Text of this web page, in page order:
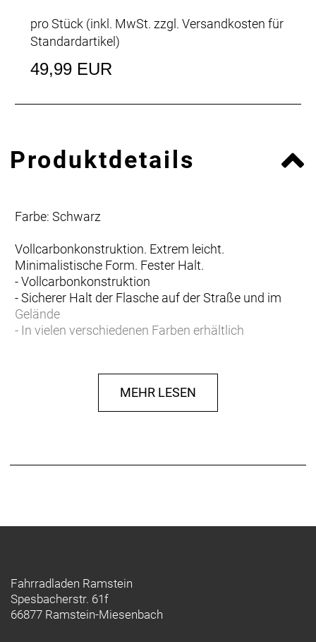
pro Stück (inkl. MwSt. zzgl. Versandkosten für
Standardartikel)
49,99 EUR
Produktdetails
Farbe: Schwarz
Vollcarbonkonstruktion. Extrem leicht.
Minimalistische Form. Fester Halt.
- Vollcarbonkonstruktion
- Sicherer Halt der Flasche auf der Straße und im
Gelände
- In vielen verschiedenen Farben erhältlich
MEHR LESEN
Fahrradladen Ramstein
Spesbacherstr. 61f
66877 Ramstein-Miesenbach